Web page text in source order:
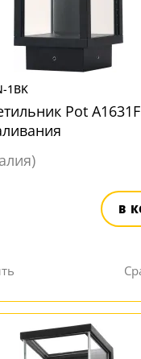
1BK
Pot
В